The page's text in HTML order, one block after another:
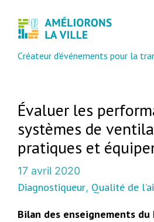
Créateur d'événements pour la
Évaluer les
systèmes de
pratiques et
17 avril 2020
Diagnostiqueur, Qualité de
Bilan des enseignements du